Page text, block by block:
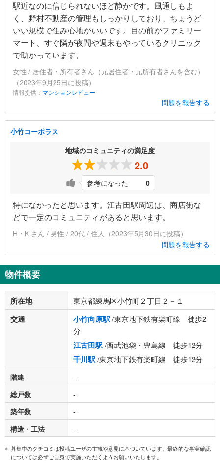
駅近なのに信じられないほど静かです。風通しもよ
く、野村不動産の管理もしっかりしており、ちょうど
いい規模で住み心地がいいです。目の前がファミリー
マート、すぐ隣が夜間や週末もやっているクリニック
で助かっています。
女性 / 居住者・所有者さん（元居住者・元所有者さんを含む）
（2023年9月25日に投稿）
情報提供： マンションレビュー
問題を報告する
小竹コーポラス
地域のコミュニティの満足度
2.0
参考になった 0
特になかったと思います。江古田駅周辺は、商店街な
どで一定のコミュニティがあると思います。
H・K さん / 男性 / 20代 / 住人（2023年5月30日に投稿）
問題を報告する
物件概要
所在地 東京都練馬区小竹町２丁目２－１
交通 小竹向原駅/東京地下鉄有楽町線 徒歩2
分
江古田駅/西武池袋・豊島線 徒歩12分
千川駅/東京地下鉄有楽町線 徒歩12分
階建
-
総戸数
-
築年数
-
構造・工法
-
募集中のクチコミは投稿ユーザの主観や意見に基づいています。最終的な事実確認
については必ずご自身で実施いただくようお願いいたします。